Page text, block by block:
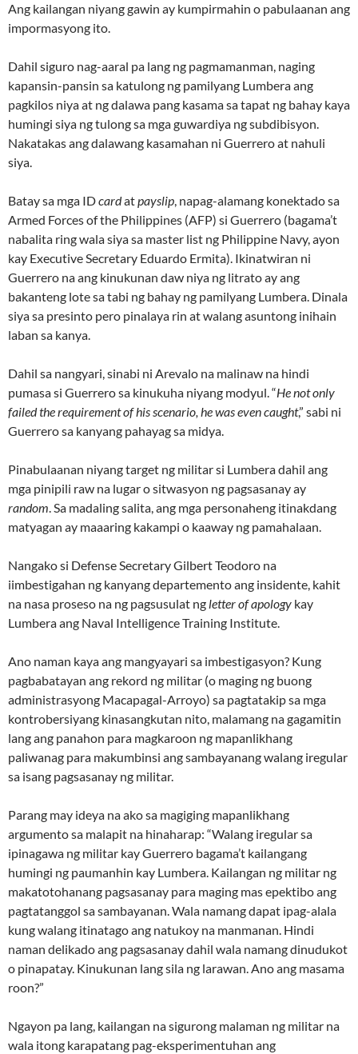
Ang kailangan niyang gawin ay kumpirmahin o pabulaanan ang
impormasyong ito.
Dahil siguro nag-aaral pa lang ng pagmamanman, naging
kapansin-pansin sa katulong ng pamilyang Lumbera ang
pagkilos niya at ng dalawa pang kasama sa tapat ng bahay kaya
humingi siya ng tulong sa mga guwardiya ng subdibisyon.
Nakatakas ang dalawang kasamahan ni Guerrero at nahuli
siya.
Batay sa mga IDcardatpayslip, napag-alamang konektado sa
Armed Forces of the Philippines (AFP) si Guerrero (bagama’t
nabalita ring wala siya sa master list ng Philippine Navy, ayon
kay Executive Secretary Eduardo Ermita). Ikinatwiran ni
Guerrero na ang kinukunan daw niya ng litrato ay ang
bakanteng lote sa tabi ng bahay ng pamilyang Lumbera. Dinala
siya sa presinto pero pinalaya rin at walang asuntong inihain
laban sa kanya.
Dahil sa nangyari, sinabi ni Arevalo na malinaw na hindi
pumasa si Guerrero sa kinukuha niyang modyul. “He not only
failed the requirement of his scenario, he was even caught,” sabi ni
Guerrero sa kanyang pahayag sa midya.
Pinabulaanan niyang target ng militar si Lumbera dahil ang
mga pinipili raw na lugar o sitwasyon ng pagsasanay ay
random. Sa madaling salita, ang mga personaheng itinakdang
matyagan ay maaaring kakampi o kaaway ng pamahalaan.
Nangako si Defense Secretary Gilbert Teodoro na
iimbestigahan ng kanyang departemento ang insidente, kahit
na nasa proseso na ng pagsusulat ng letter of apology kay
Lumbera ang Naval Intelligence Training Institute.
Ano naman kaya ang mangyayari sa imbestigasyon? Kung
pagbabatayan ang rekord ng militar (o maging ng buong
administrasyong Macapagal-Arroyo) sa pagtatakip sa mga
kontrobersiyang kinasangkutan nito, malamang na gagamitin
lang ang panahon para magkaroon ng mapanlikhang
paliwanag para makumbinsi ang sambayanang walang iregular
sa isang pagsasanay ng militar.
Parang may ideya na ako sa magiging mapanlikhang
argumento sa malapit na hinaharap: “Walang iregular sa
ipinagawa ng militar kay Guerrero bagama’t kailangang
humingi ng paumanhin kay Lumbera. Kailangan ng militar ng
makatotohanang pagsasanay para maging mas epektibo ang
pagtatanggol sa sambayanan. Wala namang dapat ipag-alala
kung walang itinatago ang natukoy na manmanan. Hindi
naman delikado ang pagsasanay dahil wala namang dinudukot
o pinapatay. Kinukunan lang sila ng larawan. Ano ang masama
roon?”
Ngayon pa lang, kailangan na sigurong malaman ng militar na
wala itong karapatang pag-eksperimentuhan ang